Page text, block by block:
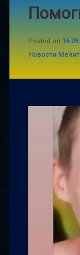
Posted on
Categories:
Новости